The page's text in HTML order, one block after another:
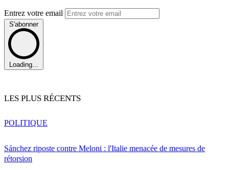
Entrez votre email
S'abonner
Loading...
LES PLUS RÉCENTS
Sánchez riposte contre Meloni : l'Italie menacée de mesures de
rétorsion
POLITIQUE